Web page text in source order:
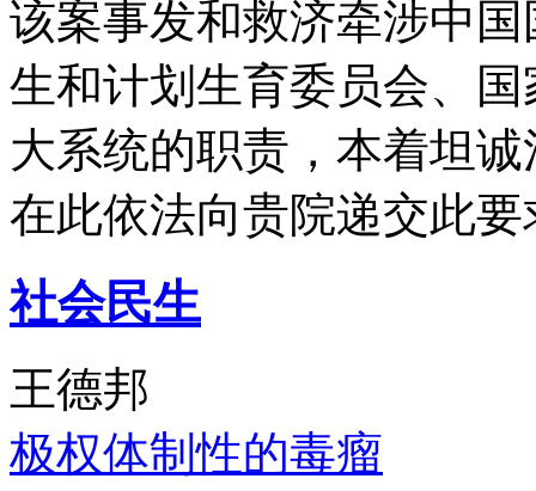
该案事发和救济牵涉中
生和计划生育委员会、
大系统的职责，本着坦
在此依法向贵院递交此要
社会民生
王德邦
极权体制性的毒瘤